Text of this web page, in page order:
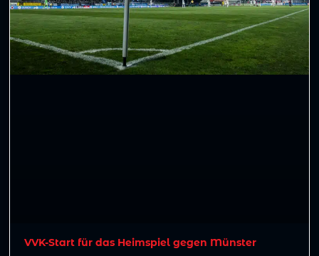
VVK-Start für das Heimspiel gegen Münster